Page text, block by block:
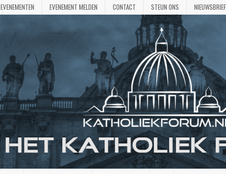
EVENEMENTEN EVENEMENT MELDEN CONTACT STEUN ONS NIEUWSBRIEF